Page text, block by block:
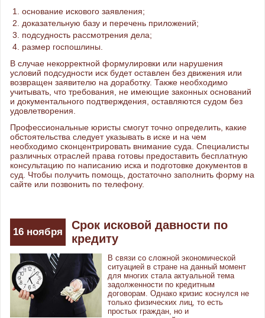
основание искового заявления;
доказательную базу и перечень приложений;
подсудность рассмотрения дела;
размер госпошлины.
В случае некорректной формулировки или нарушения
условий подсудности иск будет оставлен без движения или
возвращен заявителю на доработку. Также необходимо
учитывать, что требования, не имеющие законных оснований
и документального подтверждения, оставляются судом без
удовлетворения.
Профессиональные юристы смогут точно определить, какие
обстоятельства следует указывать в иске и на чем
необходимо сконцентрировать внимание суда. Специалисты
различных отраслей права готовы предоставить бесплатную
консультацию по написанию иска и подготовке документов в
суд. Чтобы получить помощь, достаточно заполнить форму на
сайте или позвонить по телефону.
16 ноября
Срок исковой давности по
кредиту
В связи со сложной экономической
ситуацией в стране на данный момент
для многих стала актуальной тема
задолженности по кредитным
договорам. Однако кризис коснулся не
только физических лиц, то есть
простых граждан, но и